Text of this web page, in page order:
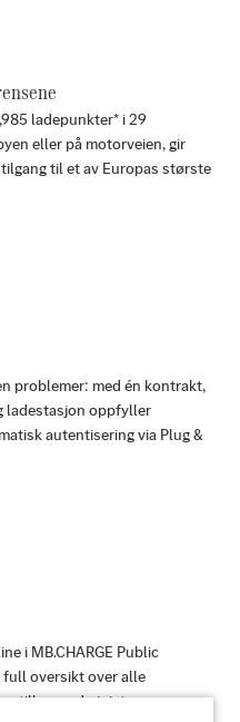
ladepunkter* i29
eller på motorveien, gir
til et av Europas største
problemer: med én kontrakt,
ladestasjon oppfyller
autentisering via Plug &
i MB.CHARGE Public
full oversikt over alle
og administrere